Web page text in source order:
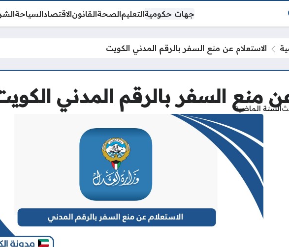
جهات حكوميةالتعليمالصحةالقانونالاقتصادالسياحة
الاستعلام عن منع السفر بالرقم المدني الكويت
عن منع السفر بالرقم المدني
السنة الماضية